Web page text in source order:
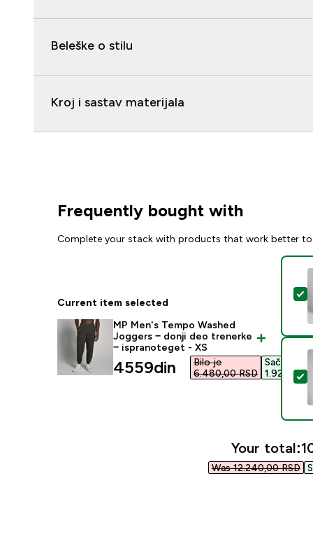
Beleške o stilu
Kroj i sastav materijala
Frequently bought with
Complete your stack with products that work better
Current item selected
MP Men's Tempo Washed
Joggers − donji deo trenerke
− ispranoteget - XS
discounted price
4559din‎
Bilo je
6.480,00 RSD‎
Sačuvaj
1.921,00
Your total:
Was 12.240,00 RSD‎